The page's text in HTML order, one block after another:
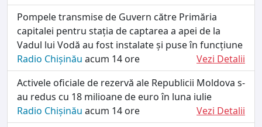
Pompele transmise de Guvern către Primăria
capitalei pentru stația de captarea a apei de la
Vadul lui Vodă au fost instalate și puse în funcțiune
Radio Chișinău acum 14 ore
Vezi Detalii
Activele oficiale de rezervă ale Republicii Moldova s-
au redus cu 18 milioane de euro în luna iulie
Radio Chișinău acum 14 ore
Vezi Detalii